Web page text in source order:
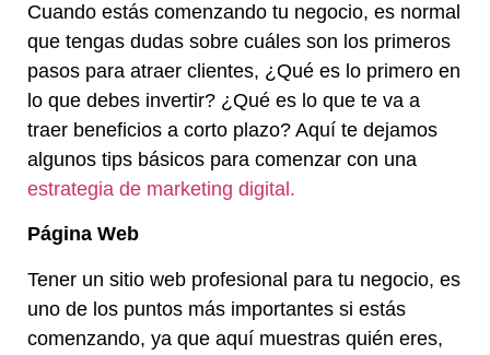
Cuando estás comenzando tu negocio, es normal
que tengas dudas sobre cuáles son los primeros
pasos para atraer clientes, ¿Qué es lo primero en
lo que debes invertir? ¿Qué es lo que te va a
traer beneficios a corto plazo? Aquí te dejamos
algunos tips básicos para comenzar con una
estrategia de marketing digital.
Página Web
Tener un sitio web profesional para tu negocio, es
uno de los puntos más importantes si estás
comenzando, ya que aquí muestras quién eres,